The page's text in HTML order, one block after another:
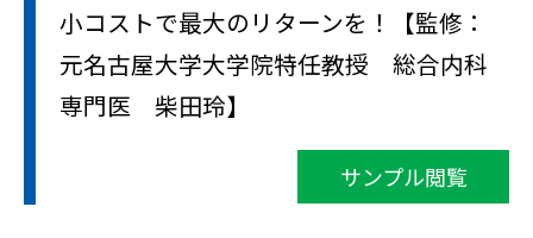
小コストで最大のリターンを！【監修：
元名古屋大学大学院特任教授 総合内科
専門医 柴田玲】
サンプル閲覧